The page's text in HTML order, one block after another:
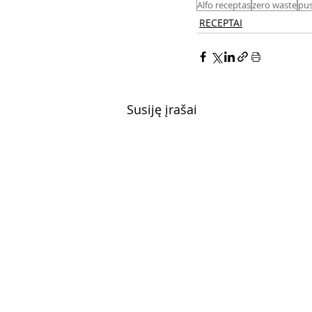
Alfo receptaszero waste
RECEPTAI
Susiję įrašai